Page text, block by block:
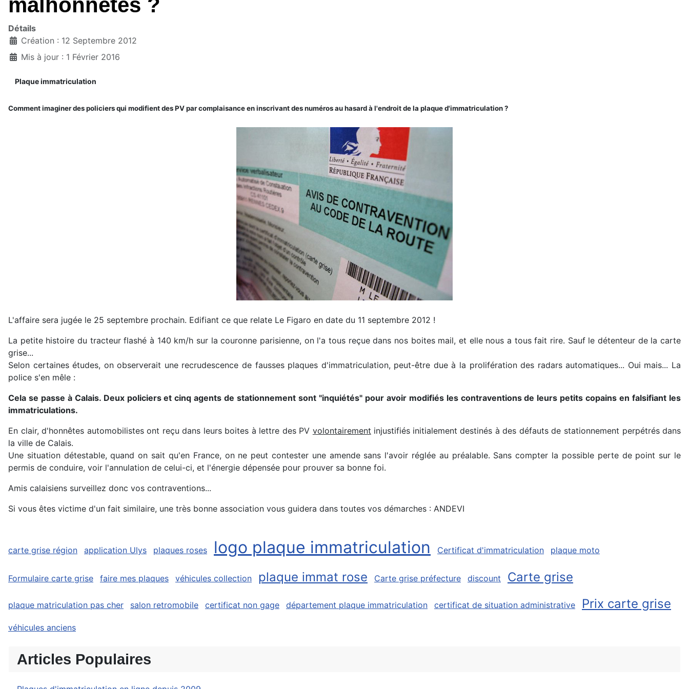
malhonnêtes ?
Détails
Création : 12 Septembre 2012
Mis à jour : 1 Février 2016
Plaque immatriculation
Comment imaginer des policiers qui modifient des PV par complaisance en inscrivant des numéros au hasard à l'endroit de la plaque d'immatriculation ?
L'affaire sera jugée le 25 septembre prochain. Edifiant ce que relate Le Figaro en date du 11 septembre 2012 !
La petite histoire du tracteur flashé à 140 km/h sur la couronne parisienne, on l'a tous reçue dans nos boites mail, et elle nous a tous fait rire. Sauf le détenteur de la carte
grise...
Selon certaines études, on observerait une recrudescence de fausses plaques d'immatriculation, peut-être due à la prolifération des radars automatiques... Oui mais... La
police s'en mêle :
Cela se passe à Calais. Deux policiers et cinq agents de stationnement sont "inquiétés" pour avoir modifiés les contraventions de leurs petits copains en falsifiant les
immatriculations.
En clair, d'honnêtes automobilistes ont reçu dans leurs boites à lettre des PV volontairement injustifiés initialement destinés à des défauts de stationnement perpétrés dans
la ville de Calais.
Une situation détestable, quand on sait qu'en France, on ne peut contester une amende sans l'avoir réglée au préalable. Sans compter la possible perte de point sur le
permis de conduire, voir l'annulation de celui-ci, et l'énergie dépensée pour prouver sa bonne foi.
Amis calaisiens surveillez donc vos contraventions...
Si vous êtes victime d'un fait similaire, une très bonne association vous guidera dans toutes vos démarches : ANDEVI
carte grise région application Ulys plaques roses logo plaque immatriculation Certificat d'immatriculation plaque moto
Formulaire carte grise faire mes plaques véhicules collection plaque immat rose Carte grise préfecture discount Carte grise
plaque matriculation pas cher salon retromobile certificat non gage département plaque immatriculation certificat de situation administrative Prix carte grise
véhicules anciens
Articles Populaires